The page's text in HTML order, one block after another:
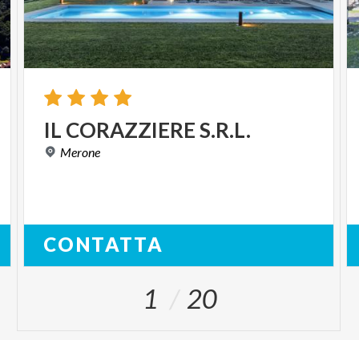
IL CORAZZIERES.R.L.
Merone
CONTATTA
1 20